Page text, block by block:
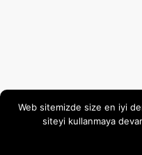
Web sitemizde size en iyi
siteyi kullanmaya